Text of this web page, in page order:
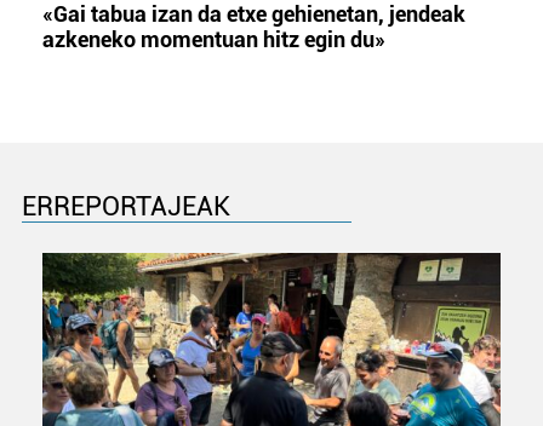
«Gai tabua izan da etxe gehienetan, jendeak
azkeneko momentuan hitz egin du»
ERREPORTAJEAK